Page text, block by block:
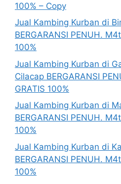
100% – Copy
Jual Kambing Kurban di
BERGARANSI PENUH.
100%
Jual Kambing Kurban di
Cilacap BERGARANSI
GRATIS 100%
Jual Kambing Kurban di
BERGARANSI PENUH.
100%
Jual Kambing Kurban di
BERGARANSI PENUH.
100%